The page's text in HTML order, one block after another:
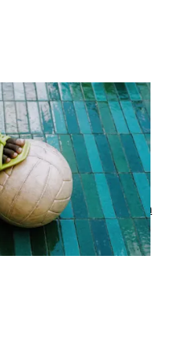
kui
kelladest
, mis annavad
tossudeajasaabasteni , mis
välja parimad tooted Ralph
. Kõik on tavahinnast kuni
täitmist.